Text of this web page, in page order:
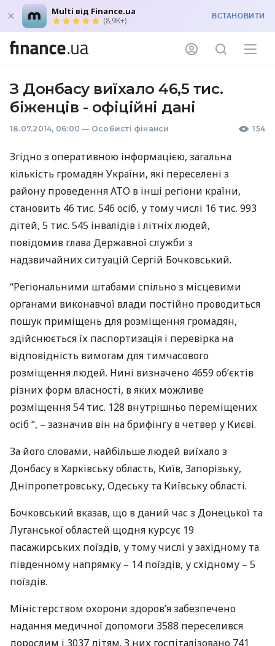
Multi від Finance.ua
(8,9K+) ВСТАНОВИТИ
З Донбасу виїхало 46,5 тис.
біженців - офіційні дані
18.07.2014, 06:00 — Особисті фінанси 154
Згідно з оперативною інформацією, загальна
кількість громадян України, які переселені з
району проведенняАТО в інші регіони країни,
становить 46 тис. 546 осіб, у тому числі 16 тис. 993
дітей, 5 тис. 545 інвалідів і літніх людей,
повідомив глава Державної служби з
надзвичайних ситуацій Сергій Бочковський.
“Регіональними штабами спільно з місцевими
органами виконавчої влади постійно проводиться
пошук приміщень для розміщення громадян,
здійснюється їх паспортизація і перевірка на
відповідність вимогам для тимчасового
розміщення людей. Нині визначено 4659 об’єктів
різних форм власності, в яких можливе
розміщення 54 тис. 128 внутрішньо переміщених
осіб “, – зазначив він на брифінгу в четвер у Києві.
За його словами, найбільше людей виїхало з
Донбасу в Харківську область, Київ, Запорізьку,
Дніпропетровську, Одеську та Київську області.
Бочковський вказав, що в даний час з Донецької та
Луганської областей щодня курсує 19
пасажирських поїздів, у тому числі у західному та
південному напрямку – 14 поїздів, у східному – 5
поїздів.
Міністерством охорони здоров’я забезпечено
надання медичної допомоги 3588 переселився
дорослим і 3037 дітям. З них госпіталізовано 741